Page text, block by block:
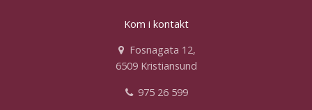
Kom i kontakt
Fosnagata 12,
6509 Kristiansund
975 26 599